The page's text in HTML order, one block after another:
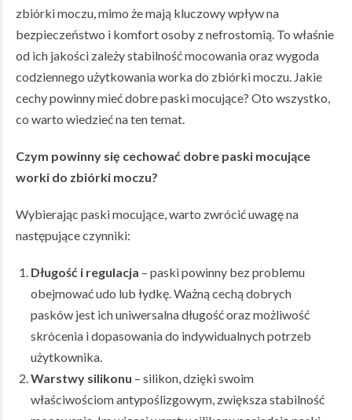
zbiórki moczu, mimo że mają kluczowy wpływ na
bezpieczeństwo i komfort osoby z nefrostomią. To właśnie
od ich jakości zależy stabilność mocowania oraz wygoda
codziennego użytkowania worka do zbiórki moczu. Jakie
cechy powinny mieć dobre paski mocujące? Oto wszystko,
co warto wiedzieć na ten temat.
Czym powinny się cechować dobre paski mocujące
worki do zbiórki moczu?
Wybierając paski mocujące, warto zwrócić uwagę na
następujące czynniki:
Długość i regulacja – paski powinny bez problemu
obejmować udo lub łydkę. Ważną cechą dobrych
pasków jest ich uniwersalna długość oraz możliwość
skrócenia i dopasowania do indywidualnych potrzeb
użytkownika.
Warstwy silikonu – silikon, dzięki swoim
właściwościom antypoślizgowym, zwiększa stabilność